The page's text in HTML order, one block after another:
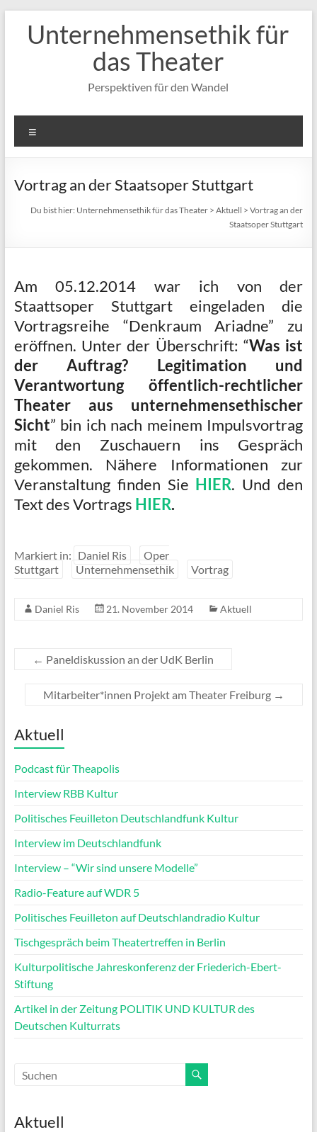
springenUnternehmensethik für
das Theater
Perspektiven für den Wandel
Vortrag an der Staatsoper Stuttgart
Du bist hier: Unternehmensethik für das Theater >Aktuell >Vortrag an der
Staatsoper Stuttgart
Am 05.12.2014 war ich von der
Staattsoper Stuttgart eingeladen die
Vortragsreihe “Denkraum Ariadne” zu
eröffnen. Unter der Überschrift: “Was ist
der Auftrag? Legitimation und
Verantwortung öffentlich-rechtlicher
Theater aus unternehmensethischer
Sicht” bin ich nach meinem Impulsvortrag
mit den Zuschauern ins Gespräch
gekommen. Nähere Informationen zur
Veranstaltung finden Sie HIER. Und den
Text des Vortrags HIER.
Markiert in: Daniel Ris
Oper
Stuttgart
Unternehmensethik Vortrag
Daniel Ris 21. November 2014 Aktuell
← Paneldiskussion an der UdK Berlin
Mitarbeiter*innen Projekt am Theater Freiburg →
Aktuell
Podcast für Theapolis
Interview RBB Kultur
Politisches Feuilleton Deutschlandfunk Kultur
Interview im Deutschlandfunk
Interview – “Wir sind unsere Modelle”
Radio-Feature auf WDR 5
Politisches Feuilleton auf Deutschlandradio Kultur
Tischgespräch beim Theatertreffen in Berlin
Kulturpolitische Jahreskonferenz der Friederich-Ebert-
Stiftung
Artikel in der Zeitung POLITIK UND KULTUR des
Deutschen Kulturrats
Aktuell